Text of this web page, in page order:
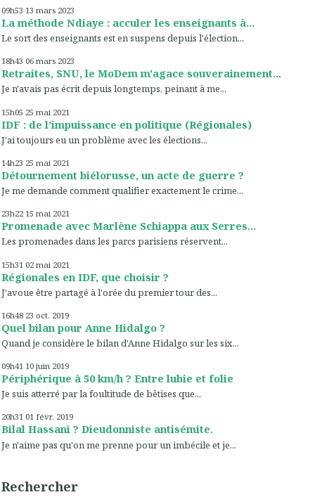
09h53 13 mars 2023
La méthode Ndiaye : acculer les enseignants à...
Le sort des enseignants est en suspens depuis l'élection...
18h43 06 mars 2023
Retraites, SNU, le MoDem m'agace souverainement...
Je n'avais pas écrit depuis longtemps, peinant à me...
15h05 25 mai 2021
IDF : de l'impuissance en politique (Régionales)
J'ai toujours eu un problème avec les élections...
14h23 25 mai 2021
Détournement biélorusse, un acte de guerre ?
Je me demande comment qualifier exactement le crime...
23h22 15 mai 2021
Promenade avec Marlène Schiappa aux Serres...
Les promenades dans les parcs parisiens réservent...
15h31 02 mai 2021
Régionales en IDF, que choisir ?
J'avoue être partagé à l'orée du premier tour des...
16h48 23 oct. 2019
Quel bilan pour Anne Hidalgo ?
Quand je considère le bilan d'Anne Hidalgo sur les six...
09h41 10 juin 2019
Périphérique à 50 km/h ? Entre lubie et folie
Je suis atterré par la foultitude de bêtises que...
20h31 01 févr. 2019
Bilal Hassani ? Dieudonniste antisémite.
Je n'aime pas qu'on me prenne pour un imbécile et je...
Rechercher